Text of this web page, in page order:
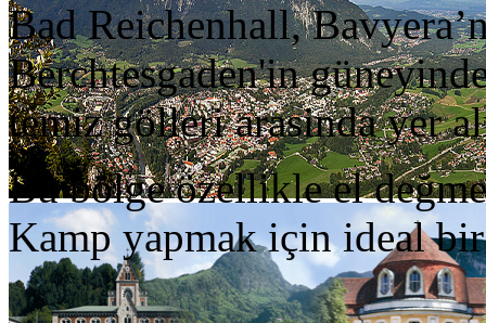
Bad Reichenhall,
Berchtesgaden'in
temiz gölleri arasinda yer
Bu bölge özellikle el
Kamp yapmak için ideal